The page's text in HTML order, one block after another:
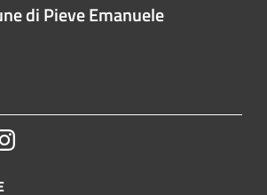
di Pieve Emanuele
Instagram